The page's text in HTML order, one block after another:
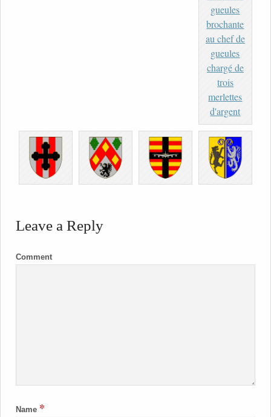
Leave a Reply
Comment
Name *